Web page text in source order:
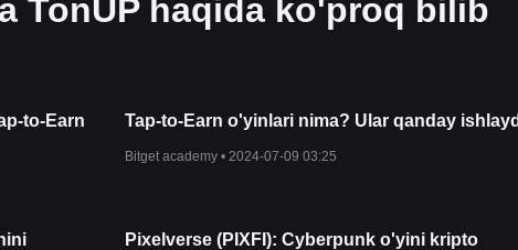
TonUP haqida ko'proq bilib
to-Earn
Tap-to-Earn o'yinlari nima? Ular qanday
Bitget academy • 2024-07-09 03:25
Pixelverse (PIXFI): Cyberpunk o'yini kripto